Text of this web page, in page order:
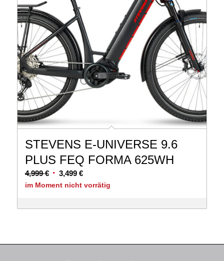
STEVENS E-UNIVERSE 9.6
PLUS FEQ FORMA 625WH
4,999€ Ursprünglicher
Preis
4,999 €
3,499 €Aktueller
Preis
3,499 €.
im Moment nicht vorrätig